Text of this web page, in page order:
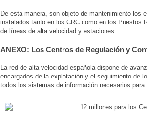
De esta manera, son objeto de mantenimiento los
instalados tanto en los CRC como en los Puestos
de líneas de alta velocidad y estaciones.
ANEXO: Los Centros de Regulación y
La red de alta velocidad española dispone de
encargados de la explotación y el seguimiento de
todos los sistemas de información necesarios para